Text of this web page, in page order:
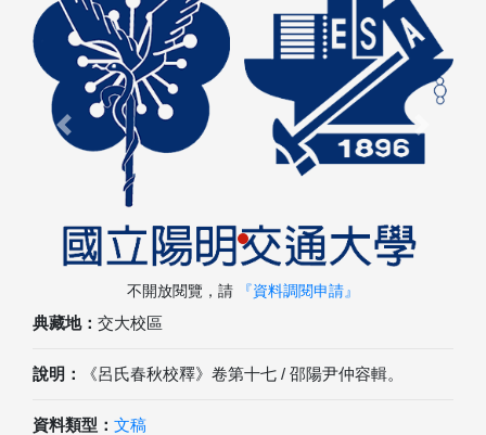
管理者登入
典藏地： 交大校區
說明： 《呂氏春秋校釋》卷第十七 / 邵陽尹仲容輯。
資料類型： 文稿
Previous Next
不開放閱覽，請 『資料調閱申請』